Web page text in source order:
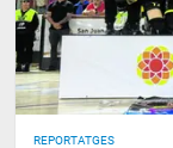
REPORTATGES